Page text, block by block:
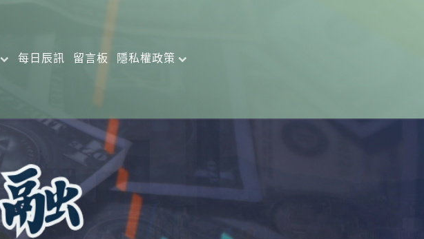
每日辰訊 留言板 隱私權政策